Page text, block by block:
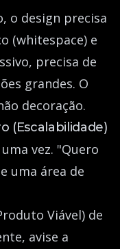
o design precisa
(whitespace) e
precisa de
grandes. O
decoração.
(Escalabilidade)
vez. "Quero
uma área de
Viável) de
avise a